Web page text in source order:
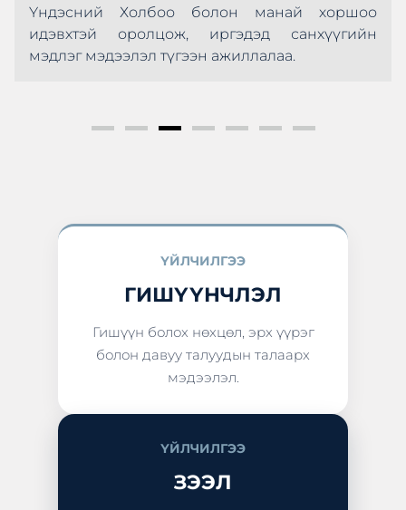
Үндэсний Холбоо болон манай хоршоо
идэвхтэй оролцож, иргэдэд санхүүгийн
мэдлэг мэдээлэл түгээн ажиллалаа.
ҮЙЛЧИЛГЭЭ
ГИШҮҮНЧЛЭЛ
Гишүүн болох нөхцөл, эрх үүрэг
болон давуу талуудын талаарх
мэдээлэл.
ҮЙЛЧИЛГЭЭ
ЗЭЭЛ